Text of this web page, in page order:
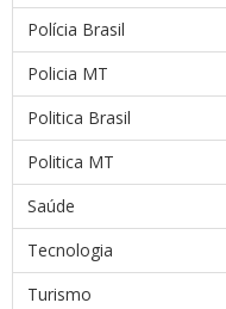
Polícia Brasil
Policia MT
Politica Brasil
Politica MT
Saúde
Tecnologia
Turismo